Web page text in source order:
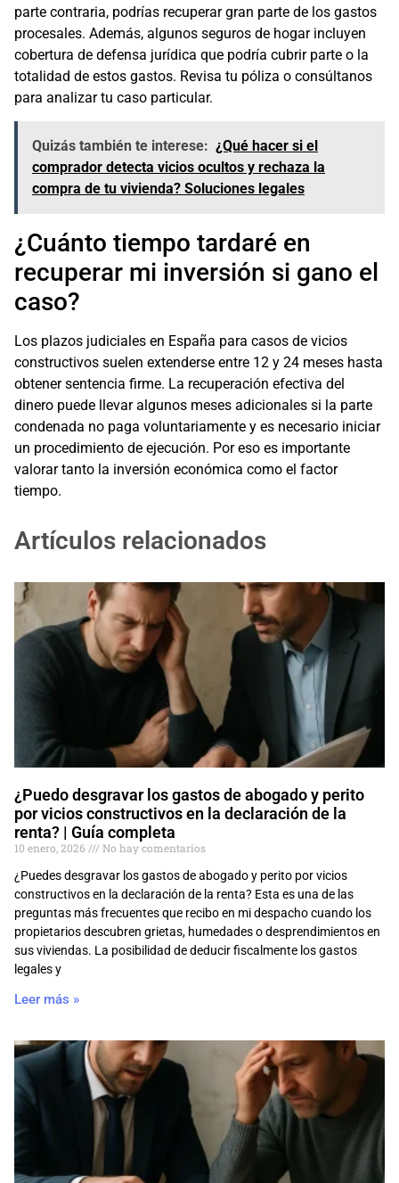
parte contraria, podrías recuperar gran parte de los gastos
procesales. Además, algunos seguros de hogar incluyen
cobertura de defensa jurídica que podría cubrir parte o la
totalidad de estos gastos. Revisa tu póliza o consúltanos
para analizar tu caso particular.
Quizás también te interese: ¿Qué hacer si el
comprador detecta vicios ocultos y rechaza la
compra de tu vivienda? Soluciones legales
¿Cuánto tiempo tardaré en
recuperar mi inversión si gano el
caso?
Los plazos judiciales en España para casos de vicios
constructivos suelen extenderse entre 12 y 24 meses hasta
obtener sentencia firme. La recuperación efectiva del
dinero puede llevar algunos meses adicionales si la parte
condenada no paga voluntariamente y es necesario iniciar
un procedimiento de ejecución. Por eso es importante
valorar tanto la inversión económica como el factor
tiempo.
Artículos relacionados
¿Puedo desgravar los gastos de abogado y perito
por vicios constructivos en la declaración de la
renta? | Guía completa
10 enero, 2026
No hay comentarios
¿Puedes desgravar los gastos de abogado y perito por vicios
constructivos en la declaración de la renta? Esta es una de las
preguntas más frecuentes que recibo en mi despacho cuando los
propietarios descubren grietas, humedades o desprendimientos en
sus viviendas. La posibilidad de deducir fiscalmente los gastos
legales y
Leer más »